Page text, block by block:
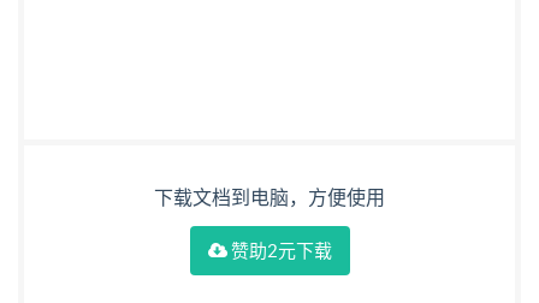
下载文档到电脑，方便使用
赞助2元下载